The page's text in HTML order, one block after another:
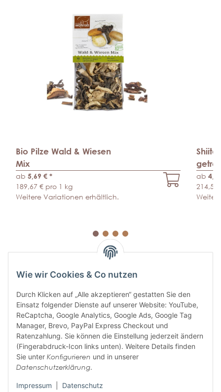
Bio Pilze Wald & Wiesen
Mix
ab 5,69 € *
189,67 € pro 1 kg
Weitere Variationen erhältlich.
ab
214,50
ABONNIEREN SIE UNSEREN
NEWSLETTER
jederzeit widerruflich Informationen zu Ihrem Produktsortiment per E-Mail zu.
Wie wir Cookies & Co nutzen
Durch Klicken auf „Alle akzeptieren“ gestatten Sie den
Einsatz folgender Dienste auf unserer Website: YouTube,
ReCaptcha, Google Analytics, Google Ads, Google Tag
Manager, Brevo, PayPal Express Checkout und
Ratenzahlung. Sie können die Einstellung jederzeit ändern
(Fingerabdruck-Icon links unten). Weitere Details finden
Sie unter Konfigurieren und in unserer
Datenschutzerklärung.
Impressum Datenschutz